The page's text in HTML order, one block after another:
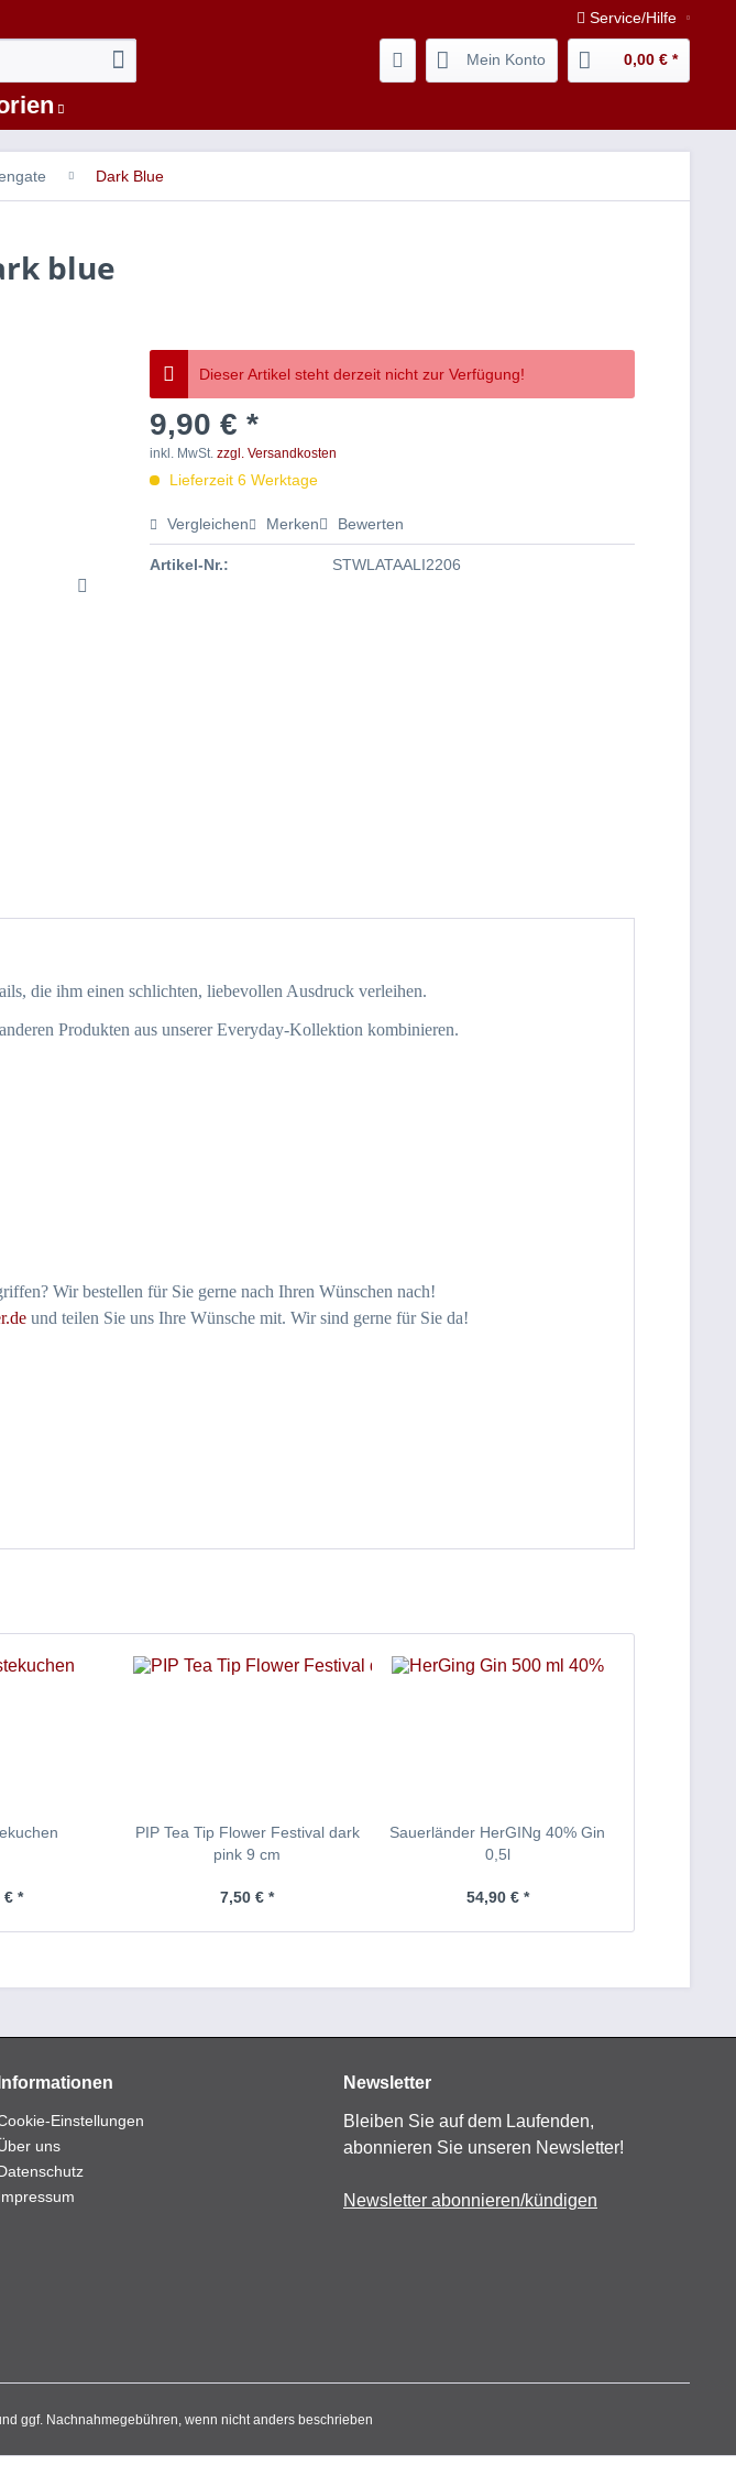
Service/Hilfe
Mein Konto 0,00 € *
Dark Blue
blue
Dieser Artikel steht derzeit nicht zur Verfügung!
9,90 € *
inkl. MwSt.zzgl. Versandkosten
Lieferzeit 6 Werktage
Vergleichen Merken Bewerten
Artikel-Nr.: STWLATAALI2206
die ihm einen schlichten, liebevollen Ausdruck verleihen.
Produkten aus unserer Everyday-Kollektion kombinieren.
Wir bestellen für Sie gerne nach Ihren Wünschen nach!
und teilen Sie uns Ihre Wünsche mit. Wir sind gerne für Sie da!
€ *
PIP Tea Tip Flower Festival dark
pink 9 cm
7,50 € *
Sauerländer HerGINg 40% Gin
0,5l
54,90 € *
Informationen
Einstellungen
uns
Newsletter
Bleiben Sie auf dem Laufenden,
abonnieren Sie unseren Newsletter!
Newsletter abonnieren/kündigen
ggf. Nachnahmegebühren, wenn nicht anders beschrieben